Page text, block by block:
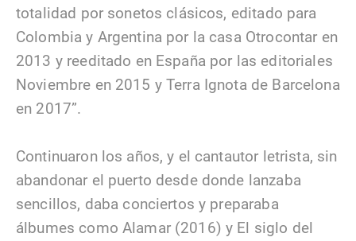
totalidad por sonetos clásicos, editado para
Colombia y Argentina por la casa Otrocontar en
2013 y reeditado en España por las editoriales
Noviembre en 2015 y Terra Ignota de Barcelona
en 2017”.
Continuaron los años, y el cantautor letrista, sin
abandonar el puerto desde donde lanzaba
sencillos, daba conciertos y preparaba
álbumes como Alamar (2016) y El siglo del